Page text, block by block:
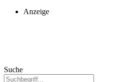
Anzeige
Suche